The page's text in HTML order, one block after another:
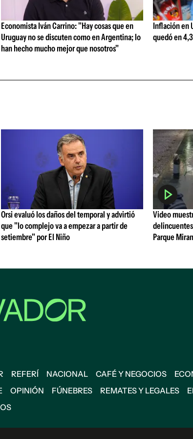
Economista Iván Carrino: "Hay cosas que en
Uruguay no se discuten como en Argentina; lo
han hecho mucho mejor que nosotros"
Inflación en
quedó en
Orsi evaluó los daños del temporal y advirtió
que "lo complejo va a empezar a partir de
setiembre" por El Niño
Video
Parque
REFERÍ NACIONAL CAFÉ Y NEGOCIOS
OPINIÓN FÚNEBRES REMATES Y LEGALES